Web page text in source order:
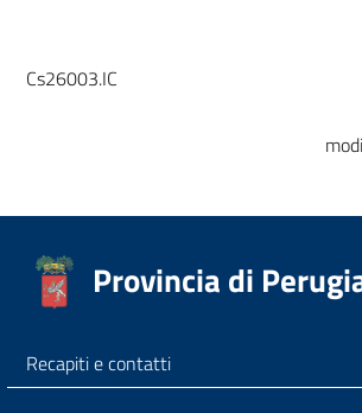
Cs26003.IC
Provincia di
Recapiti e contatti